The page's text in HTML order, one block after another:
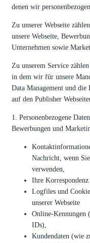
denen wir
Zu unserer Webseite
unsere Webseite,
Unternehmen sowie
Zu unserem Service
in dem wir für unsere
Data Management und die
auf den Publisher
1. Personenbezogene
Bewerbungen und
Nachricht, wenn
verwenden,
Ihre
Logfiles und
unserer Webseite
Online-Kennungen
IDs),
Kundendaten (wie